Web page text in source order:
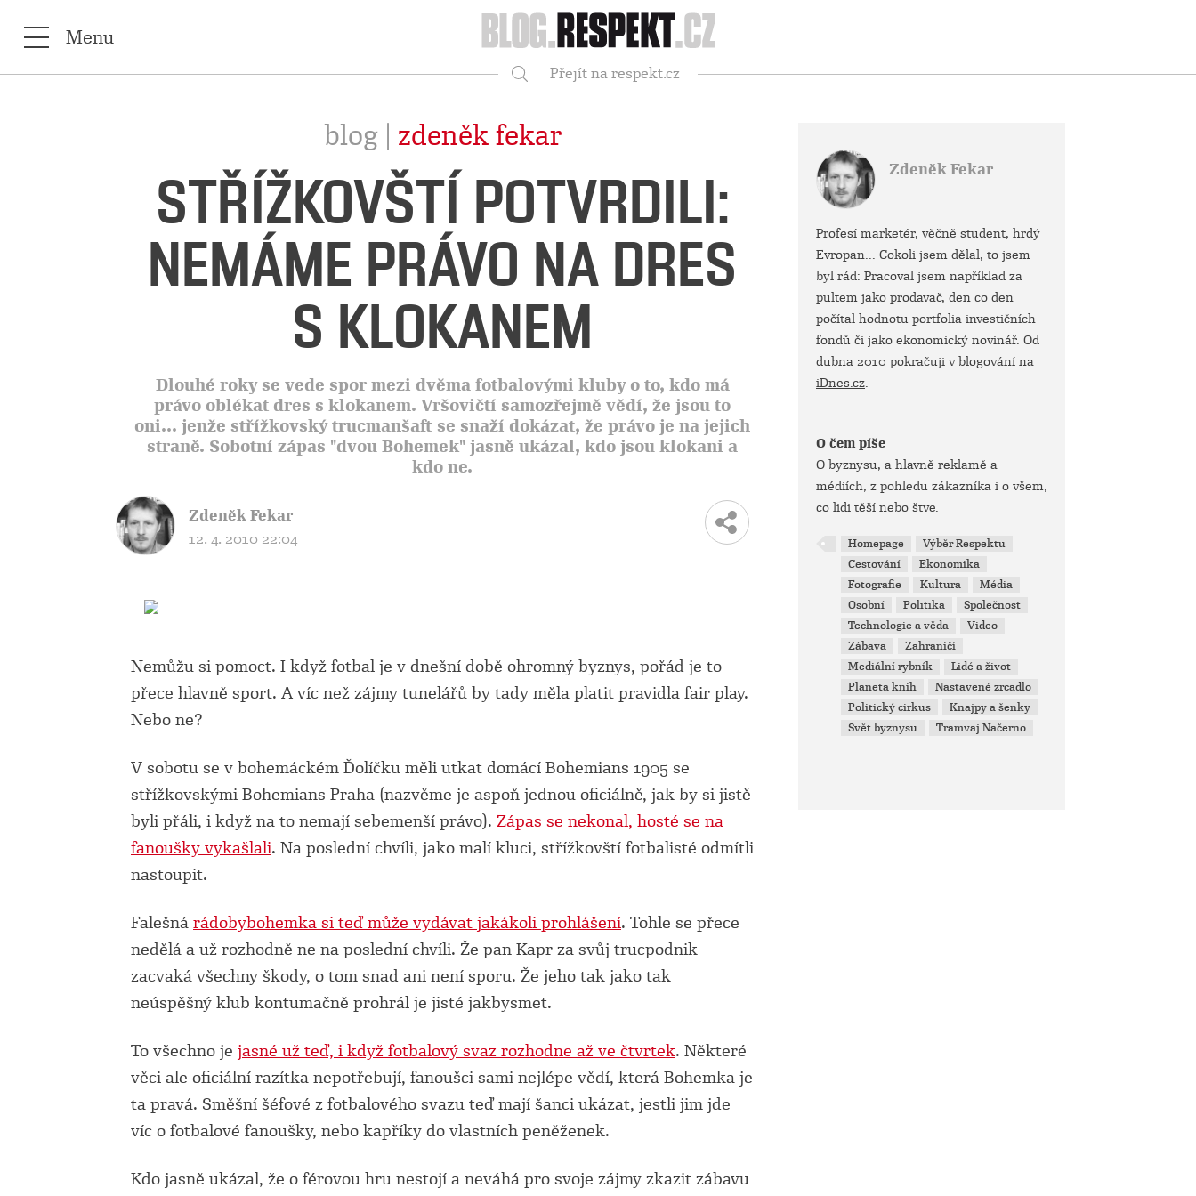
Respekt
Menu
Přejít na respekt.cz
blog | zdeněk fekar
STŘÍŽKOVŠTÍ POTVRDILI:
NEMÁME PRÁVO NA DRES
S KLOKANEM
Dlouhé roky se vede spor mezi dvěma fotbalovými kluby o to, kdo má
právo oblékat dres s klokanem. Vršovičtí samozřejmě vědí, že jsou to
oni... jenže střížkovský trucmanšaft se snaží dokázat, že právo je na jejich
straně. Sobotní zápas "dvou Bohemek" jasně ukázal, kdo jsou klokani a
kdo ne.
Zdeněk Fekar
12. 4. 2010 22:04
Nemůžu si pomoct. I když fotbal je v dnešní době ohromný byznys, pořád je to
přece hlavně sport. A víc než zájmy tunelářů by tady měla platit pravidla fair play.
Nebo ne?
V sobotu se v bohemáckém Ďolíčku měli utkat domácí Bohemians 1905 se
střížkovskými Bohemians Praha (nazvěme je aspoň jednou oficiálně, jak by si jistě
byli přáli, i když na to nemají sebemenší právo). Zápas se nekonal, hosté se na
fanoušky vykašlali. Na poslední chvíli, jako malí kluci, střížkovští fotbalisté odmítli
nastoupit.
Falešná rádobybohemka si teď může vydávat jakákoli prohlášení. Tohle se přece
nedělá a už rozhodně ne na poslední chvíli. Že pan Kapr za svůj trucpodnik
zacvaká všechny škody, o tom snad ani není sporu. Že jeho tak jako tak
neúspěšný klub kontumačně prohrál je jisté jakbysmet.
To všechno je jasné už teď, i když fotbalový svaz rozhodne až ve čtvrtek. Některé
věci ale oficiální razítka nepotřebují, fanoušci sami nejlépe vědí, která Bohemka je
ta pravá. Směšní šéfové z fotbalového svazu teď mají šanci ukázat, jestli jim jde
víc o fotbalové fanoušky, nebo kapříky do vlastních peněženek.
Kdo jasně ukázal, že o férovou hru nestojí a neváhá pro svoje zájmy zkazit zábavu
Zdeněk Fekar
Profesí marketér, věčně student, hrdý
Evropan... Cokoli jsem dělal, to jsem
byl rád: Pracoval jsem například za
pultem jako prodavač, den co den
počítal hodnotu portfolia investičních
fondů či jako ekonomický novinář. Od
dubna 2010 pokračuji v blogování na
iDnes.cz.
O čem píše
O byznysu, a hlavně reklamě a
médiích, z pohledu zákazníka i o všem,
co lidi těší nebo štve.
Homepage
Výběr Respektu
Cestování
Ekonomika
Fotografie
Kultura
Média
Osobní
Politika
Společnost
Technologie a věda
Video
Zábava
Zahraničí
Mediální rybník
Lidé a život
Planeta knih
Nastavené zrcadlo
Politický cirkus
Knajpy a šenky
Svět byznysu
Tramvaj Načerno